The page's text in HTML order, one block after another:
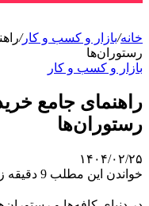
خانه/بازار و کسب و کار/
رستوران‌ها
بازار و کسب و کار
راهنمای جامع
رستوران‌ها
۱۴۰۴/۰۲/۲۵
خواندن این مطلب 9 دقیقه زمان میبرد